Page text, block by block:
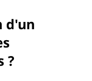
d'un
?